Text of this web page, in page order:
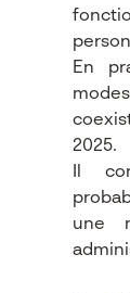
En
2025.
Il
une